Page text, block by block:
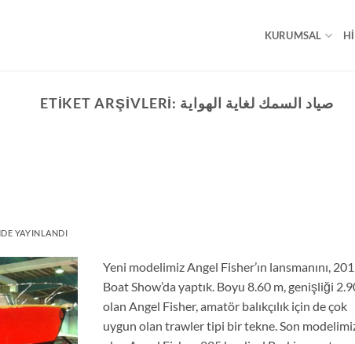
KURUMSAL
ETIKET ARŞIVLERI: صياد السمك لغاية الهواية
YAYINLANDI
Yeni modelimiz Angel Fisher’ın lansmanını,
Boat Show’da yaptık. Boyu 8.60 m, genişliği
olan Angel Fisher, amatör balıkçılık için de çok
uygun olan trawler tipi bir tekne. Son